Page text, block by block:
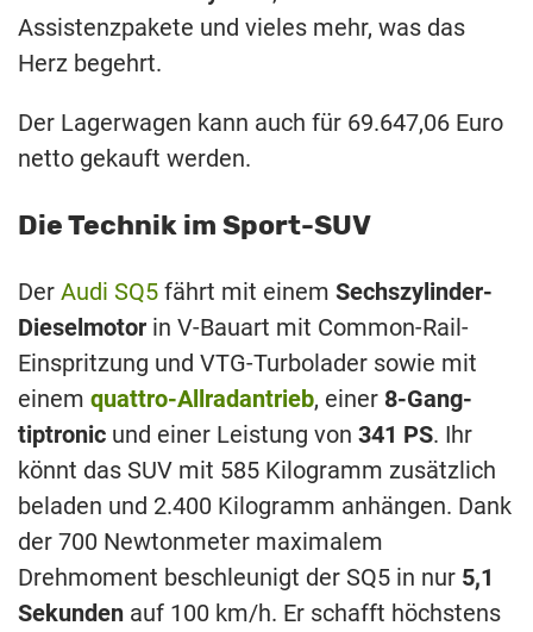
Assistenzpakete und vieles mehr, was das
Herz begehrt.
Der Lagerwagen kann auch für 69.647,06 Euro
netto gekauft werden.
Die Technik im Sport-SUV
Der Audi SQ5 fährt mit einem Sechszylinder-
Dieselmotor in V-Bauart mit Common-Rail-
Einspritzung und VTG-Turbolader sowie mit
einem quattro-Allradantrieb, einer 8-Gang-
tiptronic und einer Leistung von 341 PS. Ihr
könnt das SUV mit 585 Kilogramm zusätzlich
beladen und 2.400 Kilogramm anhängen. Dank
der 700 Newtonmeter maximalem
Drehmoment beschleunigt der SQ5 in nur 5,1
Sekunden auf 100 km/h. Er schafft höchstens